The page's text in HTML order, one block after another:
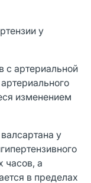
у
с артериальной
изменением
у
часов, а
в пределах